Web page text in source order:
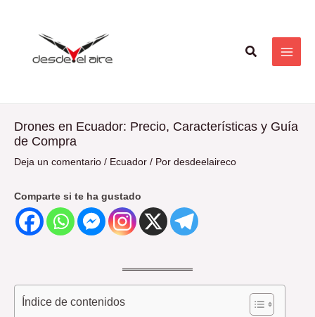
Buscar
Drones en Ecuador: Precio, Características y Guía
de Compra
Deja un comentario / Ecuador / Por desdeelaireco
Comparte si te ha gustado
Índice de contenidos
entradas